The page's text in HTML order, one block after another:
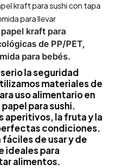
kraft para sushi con tapa
para llevar
kraft para
de PP/PET,
para bebés.
la seguridad
materiales de
uso alimentario en
para sushi.
aperitivos, la fruta y la
condiciones.
de usar y de
ideales para
alimentos.